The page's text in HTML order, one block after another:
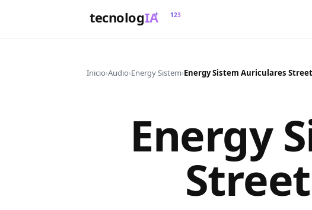
tecnologIA 123
Inicio›Audio›Energy Sistem›
Energy